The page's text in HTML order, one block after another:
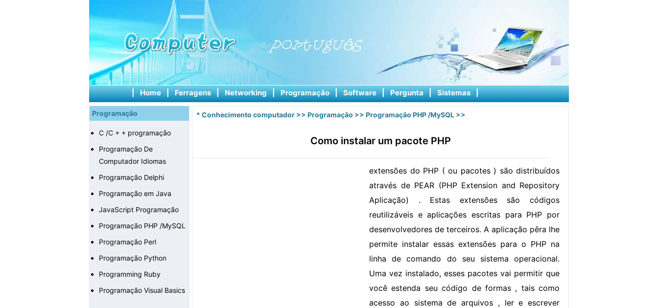
| Home | Ferragens | Networking | Programação | Software | Pergunta | Sistemas |
Programação
C /C + + programação
Programação De
Computador Idiomas
Programação Delphi
Programação em Java
JavaScript Programação
Programação PHP /MySQL
Programação Perl
Programação Python
Programming Ruby
Programação Visual Basics
* Conhecimento computador >> Programação >> Programação PHP /MySQL >>
Como instalar um pacote PHP
extensões do PHP ( ou pacotes ) são distribuídos
através de PEAR (PHP Extension and Repository
Aplicação) . Estas extensões são códigos
reutilizáveis ​​e aplicações escritas para PHP por
desenvolvedores de terceiros. A aplicação pêra lhe
permite instalar essas extensões para o PHP na
linha de comando do seu sistema operacional.
Uma vez instalado, esses pacotes vai permitir que
você estenda seu código de formas , tais como
acesso ao sistema de arquivos , ler e escrever